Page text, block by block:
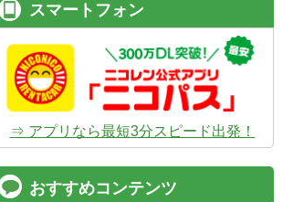
スマートフォン
⇒ アプリなら最短3分スピード出発！
おすすめコンテンツ